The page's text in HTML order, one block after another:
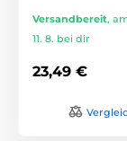
Versandbereit,
11. 8. bei dir
23,49 €